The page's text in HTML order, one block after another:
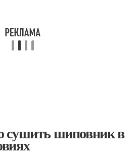
сушить шиповник в